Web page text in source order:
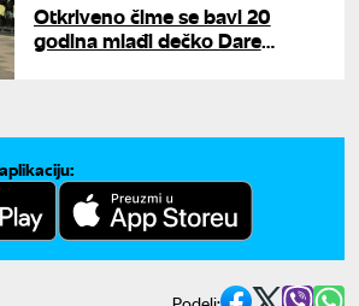
Otkriveno čime se bavi 20
godina mlađi dečko Dare